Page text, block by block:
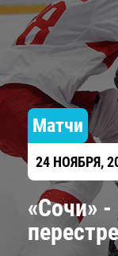
Матчи
24 НОЯБРЯ,
«Сочи» -